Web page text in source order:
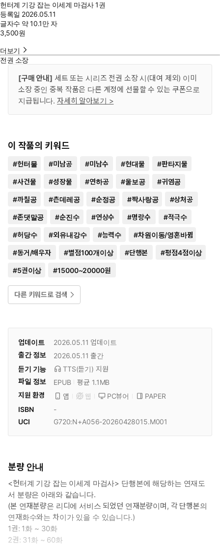
헌터계 기강 잡는 이세계 마검사 1권
등록일 2026.05.11
글자수 약 10.1만 자
3,500원
더보기
전권 소장
[구매 안내] 세트 또는 시리즈 전권 소장 시(대여 제외) 이미
소장 중인 중복 작품은 다른 계정에 선물할 수 있는 쿠폰으로
지급됩니다. 자세히 알아보기 >
이 작품의 키워드
#헌터물 #미남공 #미남수 #현대물 #판타지물
#사건물 #성장물 #연하공 #울보공 #귀염공
#까칠공 #츤데레공 #순정공 #짝사랑공 #상처공
#존댓말공 #순진수 #연상수 #명랑수 #적극수
#허당수 #외유내강수 #능력수 #차원이동/영혼바뀜
#동거/배우자 #별점100개이상 #단행본 #평점4점이상
#5권이상 #15000~20000원
다른 키워드로 검색
업데이트 2026.05.11 업데이트
출간 정보
2026.05.11 출간
듣기 기능
TTS(듣기) 지원
파일 정보
EPUB
평균 1.1MB
지원 환경
앱 웹 PC뷰어
PAPER
ISBN
-
UCI
G720:N+A056-20260428015.M001
분량 안내
<헌터계 기강 잡는 이세계 마검사> 단행본에 해당하는 연재도
서 분량은 아래와 같습니다.
(본 연재분량은 리디에 서비스 되었던 연재분량이며, 각 단행본의
연재화수와는 차이가 있을 수 있습니다.)
1권: 1화 ~ 30화
2권: 31화 ~ 60화